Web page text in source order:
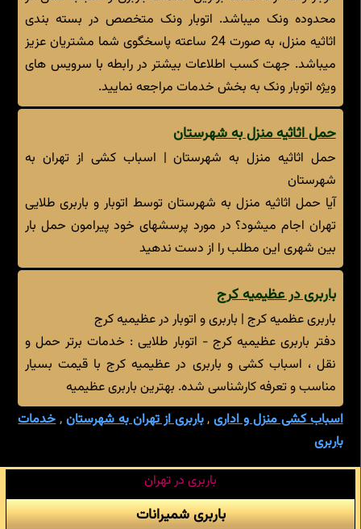
محدوده ونک میباشد. اتوبار ونک متخصص در بسته بندی
اثاثیه منزل، به صورت 24 ساعته پاسخگوی شما مشتریان عزیز
میباشد. جهت کسب اطلاعات بیشتر در رابطه با سرویس های
ویژه اتوبار ونک به بخش خدمات مراجعه نمایید.
حمل اثاثیه منزل به شهرستان
حمل اثاثیه منزل به شهرستان | اسباب کشی از تهران به
شهرستان
آیا حمل اثاثیه منزل به شهرستان توسط اتوبار و باربری طلایی
تهران اجام میشود؟ در مورد پرسشهای خود پیرامون حمل بار
بین شهری این مطلب را از دست ندهید
باربری در عظیمیه کرج
باربری عظمیه کرج | باربری و اتوبار در عظیمیه کرج
دفتر باربری عظیمیه کرج - اتوبار طلایی : خدمات برتر حمل و
نقل ، اسباب کشی و باربری در عظیمیه کرج با قیمت بسیار
مناسب و تعرفه کارشناسی شده. بهترین باربری عظیمیه
اسباب کشی منزل و اداری,باربری از تهران به شهرستان,خدمات
باربری
باربری در تهران
باربری شمیرانات